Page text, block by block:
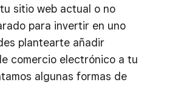
sitio web actual o no
para invertir en uno
plantearte añadir
comercio electrónico a tu
algunas formas de